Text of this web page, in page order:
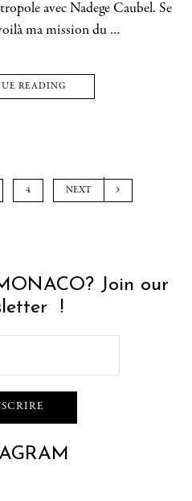
avec Nadege Caubel. Se
ma mission du …
READING
4 NEXT
Join our
!